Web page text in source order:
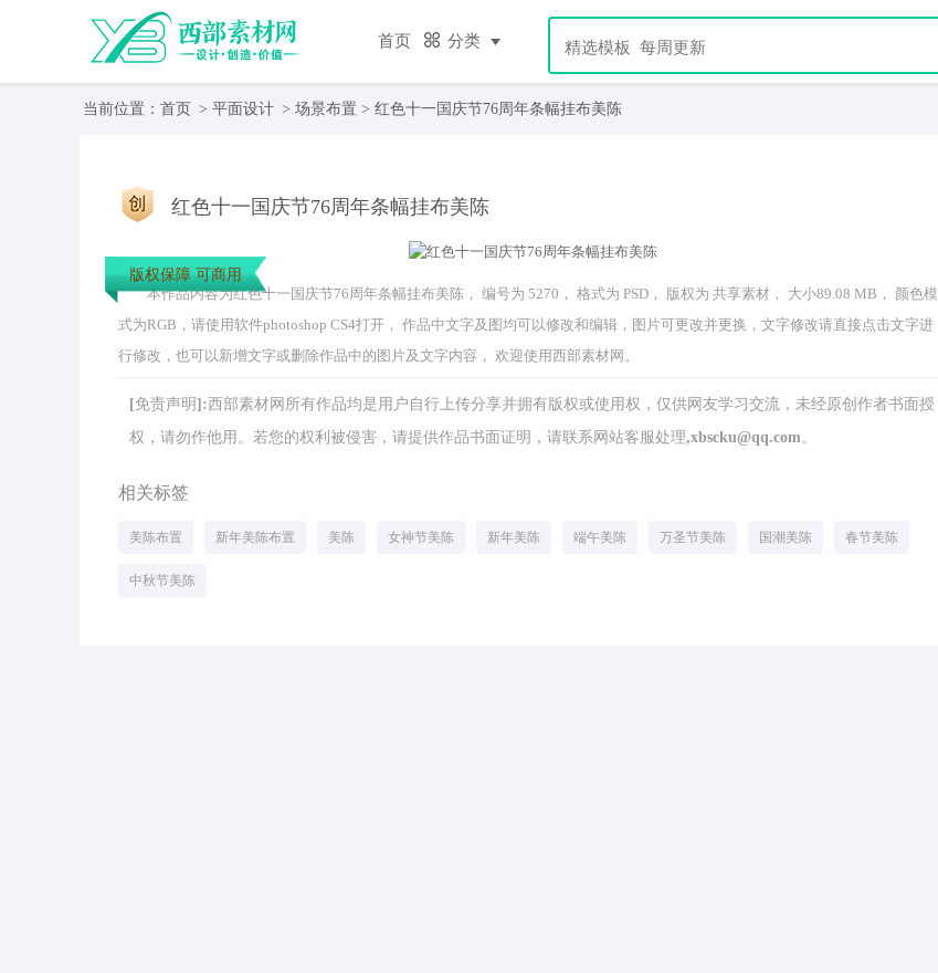
首页 分类
当前位置： 首页 > 平面设计 > 场景布置 > 红色十一国庆节76周年条幅挂布美陈
红色十一国庆节76周年条幅挂布美陈
版权保障 可商用
本作品内容为红色十一国庆节76周年条幅挂布美陈， 编号为 5270， 格式为 PSD， 版权为 共享素材， 大小89.08 MB， 颜色模
式为RGB，请使用软件photoshop CS4打开， 作品中文字及图均可以修改和编辑，图片可更改并更换，文字修改请直接点击文字进
行修改，也可以新增文字或删除作品中的图片及文字内容， 欢迎使用西部素材网。
[免责声明]:西部素材网所有作品均是用户自行上传分享并拥有版权或使用权，仅供网友学习交流，未经原创作者书面授
权，请勿作他用。若您的权利被侵害，请提供作品书面证明，请联系网站客服处理,xbscku@qq.com。
相关标签
美陈布置 新年美陈布置 美陈 女神节美陈 新年美陈 端午美陈 万圣节美陈 国潮美陈 春节美陈
中秋节美陈